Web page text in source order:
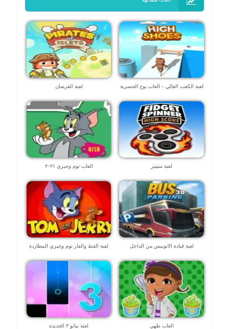
لعبة الكعب العالي – العاب بوح الحصرية لعبة القرصان
لعبة سبينر العاب توم وجيري ٢٠٢١
لعبة قيادة الاتوبيس من الداخل
لعبة القط والفار توم وجيري المطاردة
العاب طهي لعبة بيانو ٣ الجديدة